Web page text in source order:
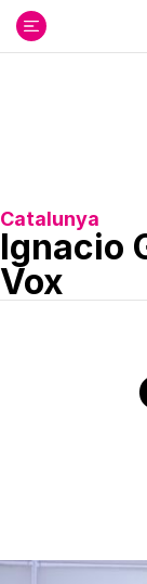
contenido
Catalunya
Ignacio
Vox